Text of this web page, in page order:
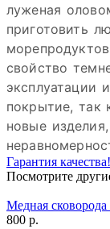
луженая
приготовить
свойство
эксплуатации
покрытие, так
новые
Гарантия качества!
Посмотрите
Медная
800 р.